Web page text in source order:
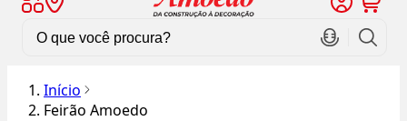
Início
Feirão Amoedo